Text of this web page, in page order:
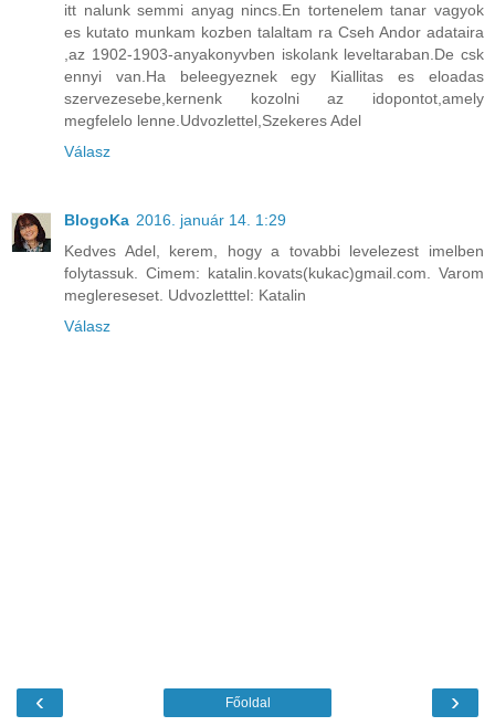
itt nalunk semmi anyag nincs.En tortenelem tanar vagyok
es kutato munkam kozben talaltam ra Cseh Andor adataira
,az 1902-1903-anyakonyvben iskolank leveltaraban.De csk
ennyi van.Ha beleegyeznek egy Kiallitas es eloadas
szervezesebe,kernenk kozolni az idopontot,amely
megfelelo lenne.Udvozlettel,Szekeres Adel
Válasz
BlogoKa 2016. január 14. 1:29
Kedves Adel, kerem, hogy a tovabbi levelezest imelben
folytassuk. Cimem: katalin.kovats(kukac)gmail.com. Varom
meglereseset. Udvozletttel: Katalin
Válasz
‹ ›
Főoldal